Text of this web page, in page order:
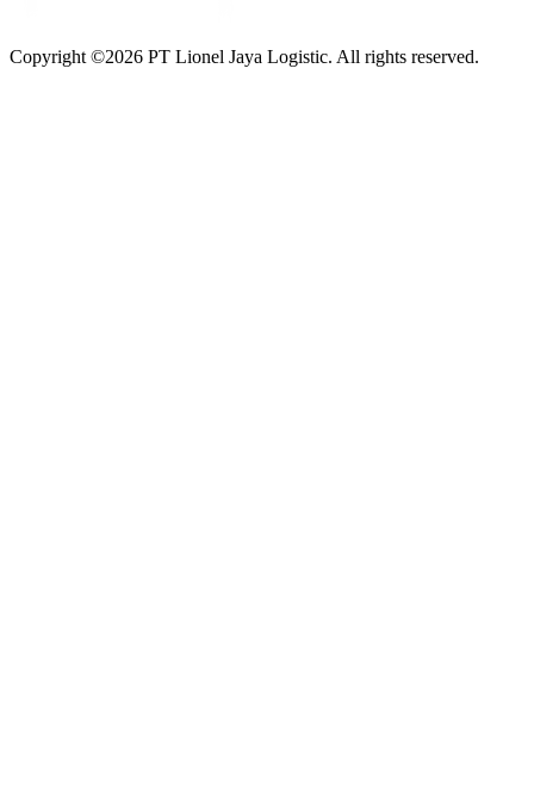
Copyright ©2026 PT Lionel Jaya Logistic. All rights reserved.